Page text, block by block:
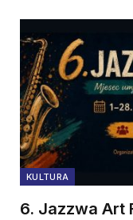
KULTURA
6. Jazzwa Art